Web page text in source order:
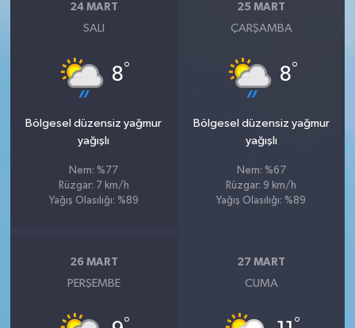
24 MART
SALI
8°
Bölgesel düzensiz yağmur
yağışlı
Nem: %77
Rüzgar: 7 km/h
Yağış Olasılığı: %89
25 MART
ÇARŞAMBA
8°
Bölgesel düzensiz yağmur
yağışlı
Nem: %67
Rüzgar: 9 km/h
Yağış Olasılığı: %89
26 MART
PERŞEMBE
°
27 MART
CUMA
°